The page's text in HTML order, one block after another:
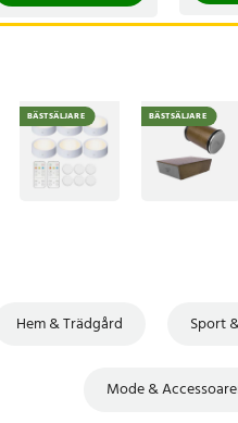
BÄSTSÄLJARE BÄSTSÄLJARE
Hem & Trädgård Sport
Mode &